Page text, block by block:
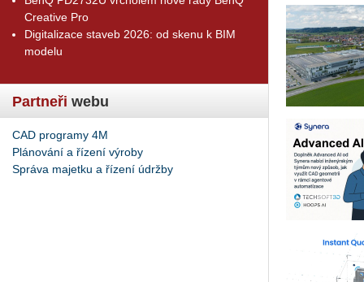
Creative Pro
Digitalizace staveb 2026: od skenu k BIM
modelu
Partneři webu
CAD programy 4M
Plánování a řízení výroby
Správa majetku a řízení údržby